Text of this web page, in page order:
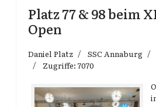
Platz 77 & 98 beim
Open
Daniel Platz SSC Annaburg
Zugriffe: 7070